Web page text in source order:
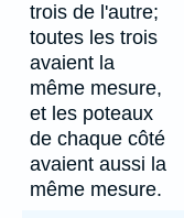
trois de l'autre;
toutes les trois
avaient la
même mesure,
et les poteaux
de chaque côté
avaient aussi la
même mesure.